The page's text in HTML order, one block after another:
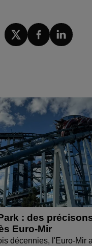
: des
Euro-Mir
décennies, l'Euro-Mir